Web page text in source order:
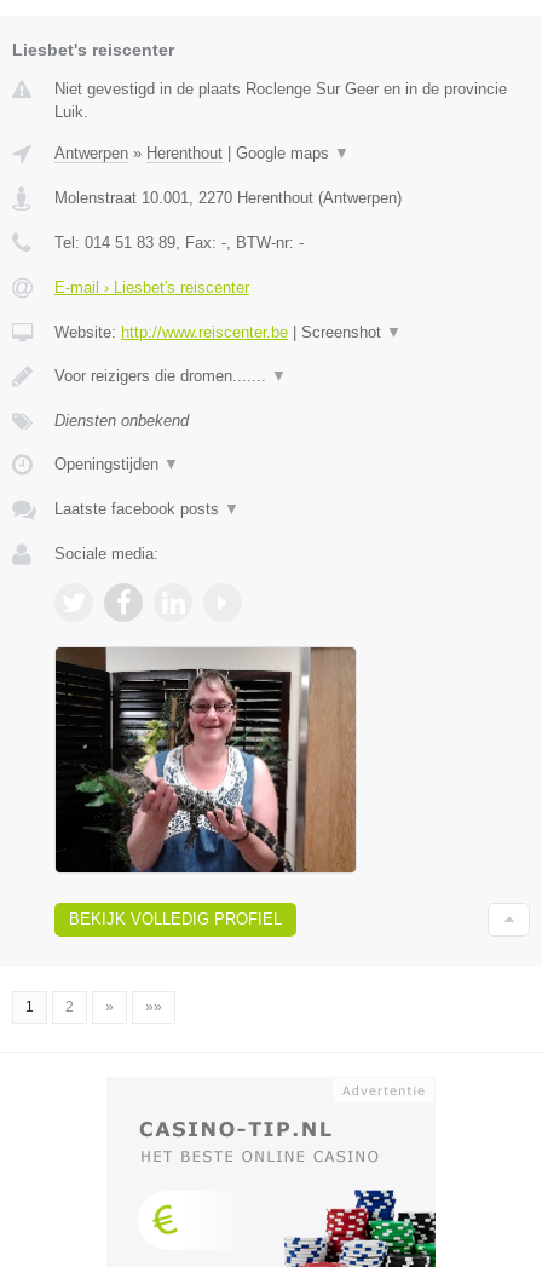
Liesbet's reiscenter
Niet gevestigd in de plaats Roclenge Sur Geer en in de provincie
Luik.
Antwerpen » Herenthout Google maps ▼
Molenstraat 10.001, 2270 Herenthout (Antwerpen)
Tel: 014 51 83 89, Fax: -, BTW-nr: -
E-mail › Liesbet's reiscenter
Website: http://www.reiscenter.be Screenshot ▼
Voor reizigers die dromen....... ▼
Diensten onbekend
Openingstijden ▼
Laatste facebook posts ▼
Sociale media:
BEKIJK VOLLEDIG PROFIEL
1 2 » »»